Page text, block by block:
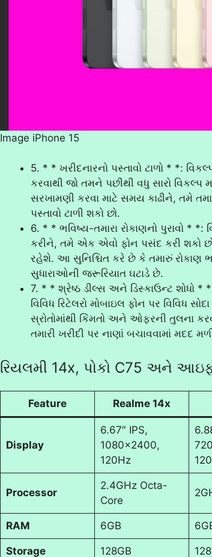
Image iPhone 15
5. * * ખરીદનારનો પસ્તાવો ટાળો * *:
કરવાથી જો તમને પછીથી વધુ સારો
સરખામણી કરવા માટે સમય કાઢીને, તમે
પસ્તાવો ટાળી શકો છો.
6. * * ભવિષ્ય-તમારા રોકાણનો પુરાવો *
કરીને, તમે એક એવો ફોન પસંદ કરી શકો
રહેશે. આ સુનિશ્ચિત કરે છે કે તમારું રોકાણ
સુધારાઓની જરૂરિયાત ઘટાડે છે.
7. * * શ્રેષ્ઠ ડીલ્સ અને ડિસ્કાઉન્ટ શોધો *
વિવિધ રિટેલરો મોબાઇલ ફોન પર વિવિધ
સ્રોતોમાંથી કિંમતો અને ઓફરની તુલના
તમારી ખરીદી પર નાણાં બચાવવામાં મદદ
રિયલમી 14x, પોકો C75 અને
Feature Realme 14x
Display
6.67″ IPS,
1080×2400,
120Hz
Processor
2.4GHz Octa-
Core
RAM 6GB
Storage 128GB